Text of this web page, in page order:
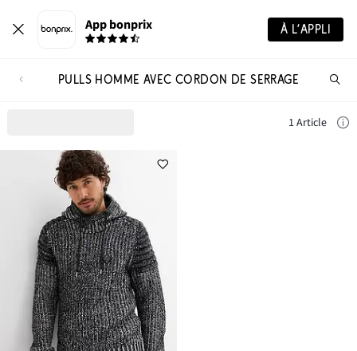
App bonprix À L’APPLI
PULLS HOMME AVEC CORDON DE SERRAGE
1 Article